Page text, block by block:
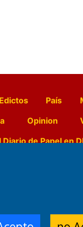
Edictos País
Opinion
Diario de Papel en